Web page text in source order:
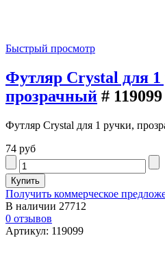
Быстрый просмотр
Футляр Crystal для 1
прозрачный # 119099
Футляр Crystal для 1 ручки,
74 руб
Получить коммерческое
В наличии 27712
0 отзывов
Артикул: 119099